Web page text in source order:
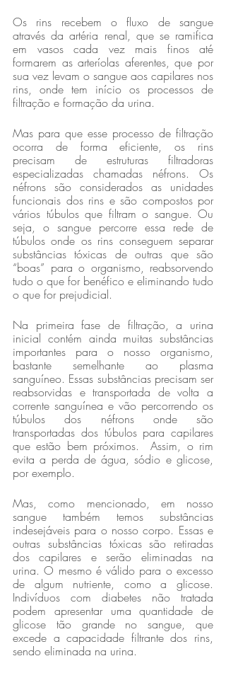
Os rins recebem o fluxo de sangue
através da artéria renal, que se ramifica
em vasos cada vez mais finos até
formarem as arteríolas aferentes, que por
sua vez levam o sangue aos capilares nos
rins, onde tem início os processos de
filtração e formação da urina.
Mas para que esse processo de filtração
ocorra de forma eficiente, os rins
precisam de estruturas filtradoras
especializadas chamadas néfrons. Os
néfrons são considerados as unidades
funcionais dos rins e são compostos por
vários túbulos que filtram o sangue. Ou
seja, o sangue percorre essa rede de
túbulos onde os rins conseguem separar
substâncias tóxicas de outras que são
“boas” para o organismo, reabsorvendo
tudo o que for benéfico e eliminando tudo
o que for prejudicial.
Na primeira fase de filtração, a urina
inicial contém ainda muitas substâncias
importantes para o nosso organismo,
bastante semelhante ao plasma
sanguíneo. Essas substâncias precisam ser
reabsorvidas e transportada de volta a
corrente sanguínea e vão percorrendo os
túbulos dos néfrons onde são
transportadas dos túbulos para capilares
que estão bem próximos.  Assim, o rim
evita a perda de água, sódio e glicose,
por exemplo.
Mas, como mencionado, em nosso
sangue também temos substâncias
indesejáveis para o nosso corpo. Essas e
outras substâncias tóxicas são retiradas
dos capilares e serão eliminadas na
urina. O mesmo é válido para o excesso
de algum nutriente, como a glicose.
Indivíduos com diabetes não tratada
podem apresentar uma quantidade de
glicose tão grande no sangue, que
excede a capacidade filtrante dos rins,
sendo eliminada na urina.